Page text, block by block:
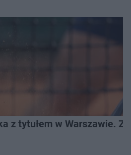
z tytułem w Warszawie.